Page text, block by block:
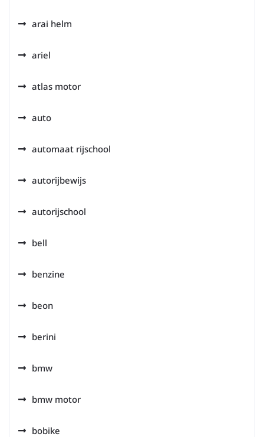
arai helm
ariel
atlas motor
auto
automaat rijschool
autorijbewijs
autorijschool
bell
benzine
beon
berini
bmw
bmw motor
bobike